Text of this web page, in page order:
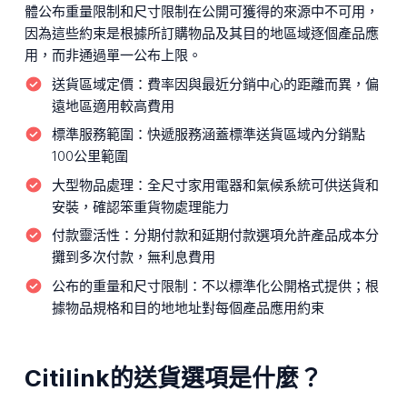
體公布重量限制和尺寸限制在公開可獲得的來源中不可用，
因為這些約束是根據所訂購物品及其目的地區域逐個產品應
用，而非通過單一公布上限。
送貨區域定價： 費率因與最近分銷中心的距離而異，偏
遠地區適用較高費用
標準服務範圍： 快遞服務涵蓋標準送貨區域內分銷點
100公里範圍
大型物品處理： 全尺寸家用電器和氣候系統可供送貨和
安裝，確認笨重貨物處理能力
付款靈活性： 分期付款和延期付款選項允許產品成本分
攤到多次付款，無利息費用
公布的重量和尺寸限制： 不以標準化公開格式提供；根
據物品規格和目的地地址對每個產品應用約束
Citilink的送貨選項是什麼？